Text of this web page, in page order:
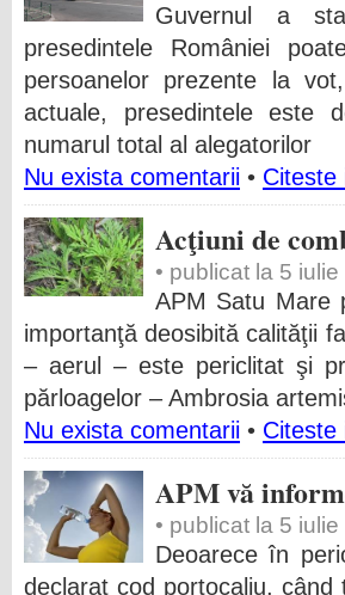
Guvernul a
presedintele României
persoanelor prezente la
actuale, presedintele este
numarul total al alegatorilor
Nu exista comentarii • Citeste
Acţiuni de
• publicat la 5
APM Satu Mare
importanţă deosibită calităţii
– aerul – este periclitat şi
părloagelor – Ambrosia
Nu exista comentarii • Citeste
APM vă
• publicat la 5
Deoarece în
declarat cod portocaliu,